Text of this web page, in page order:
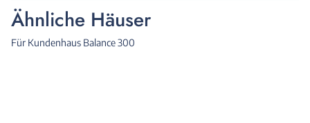
Ähnliche Häuser
Für Kundenhaus Balance 300